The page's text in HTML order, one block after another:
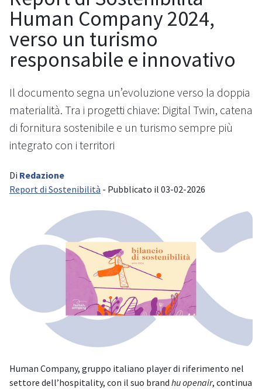
Human Company 2024,
verso un turismo
responsabile e innovativo
Il documento segna un’evoluzione verso la doppia
materialità. Tra i progetti chiave: Digital Twin, catena
di fornitura sostenibile e un turismo sempre più
integrato con i territori
Di Redazione
Report di Sostenibilità - Pubblicato il 03-02-2026
Human Company, gruppo italiano player di riferimento nel
settore dell’hospitality, con il suo brand hu openair, continua